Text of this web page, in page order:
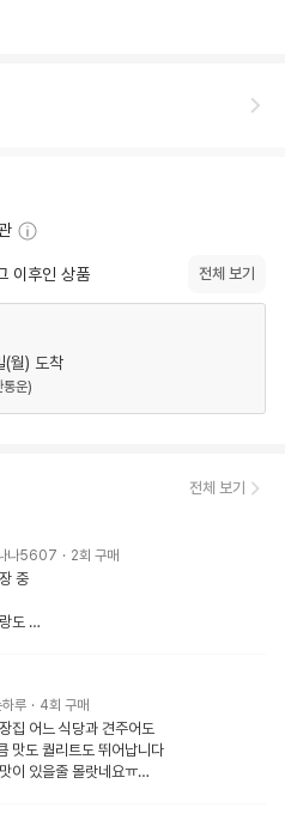
이후인 상품 전체 보기
(월) 도착
운)
전체 보기
나5607 · 2회 구매
중
도
이맛이 잘 안나는데
용할께요!!
루 · 4회 구매
집 어느 식당과 견주어도
맛도 퀄리트도 뛰어납니다
이 있을줄 몰랏네요ㅠ